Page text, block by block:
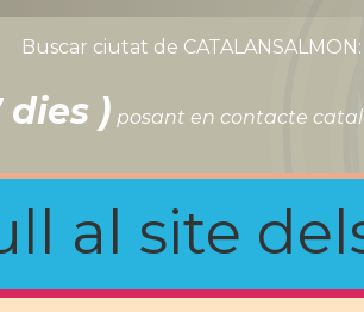
Buscar ciutat de CATALANSALMON:
dies ) posant en contacte
al site